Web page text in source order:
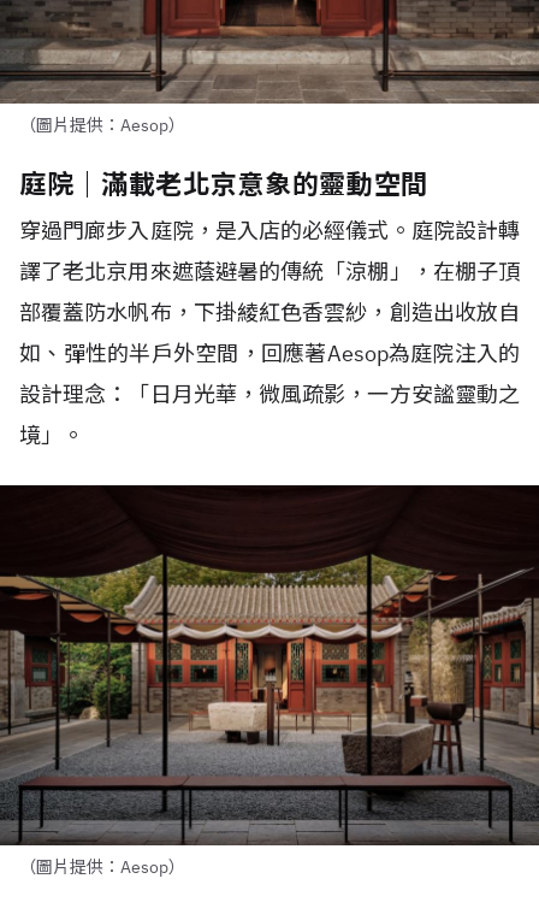
（圖片提供：Aesop）
庭院｜滿載老北京意象的靈動空間
穿過門廊步入庭院，是入店的必經儀式。庭院設計轉
譯了老北京用來遮蔭避暑的傳統「涼棚」，在棚子頂
部覆蓋防水帆布，下掛綾紅色香雲紗，創造出收放自
如、彈性的半戶外空間，回應著Aesop為庭院注入的
設計理念：「日月光華，微風疏影，一方安謐靈動之
境」。
（圖片提供：Aesop）